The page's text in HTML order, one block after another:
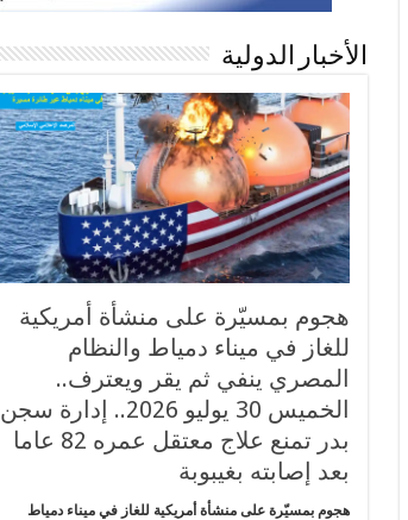
الأخبار الدولية
هجوم بمسيّرة على منشأة أمريكية
للغاز في ميناء دمياط والنظام
المصري ينفي ثم يقر ويعترف..
الخميس 30 يوليو 2026.. إدارة سجن
بدر تمنع علاج معتقل عمره 82 عاما
بعد إصابته بغيبوبة
هجوم بمسيّرة على منشأة أمريكية للغاز في ميناء دمياط